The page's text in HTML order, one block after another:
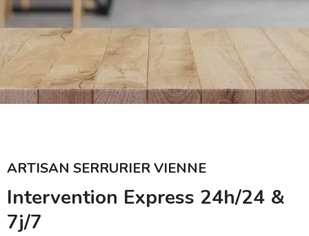
ARTISAN SERRURIER VIENNE
Intervention Express 24h/24 &
7j/7